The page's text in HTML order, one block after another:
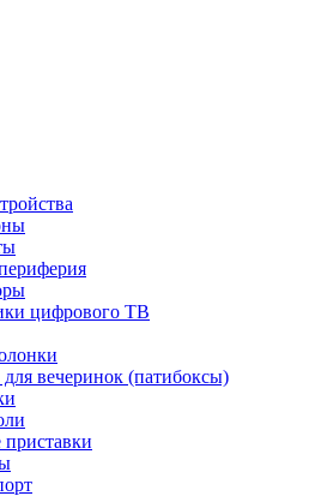
цифрового ТВ
вечеринок (патибоксы)